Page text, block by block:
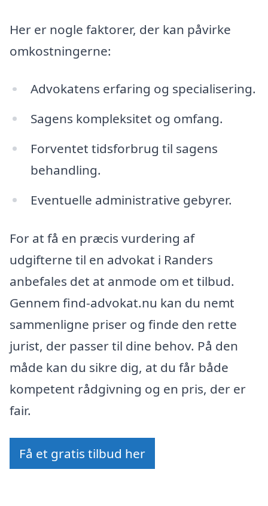
Her er nogle faktorer, der kan påvirke
omkostningerne:
Advokatens erfaring og specialisering.
Sagens kompleksitet og omfang.
Forventet tidsforbrug til sagens
behandling.
Eventuelle administrative gebyrer.
For at få en præcis vurdering af
udgifterne til en advokat i Randers
anbefales det at anmode om et tilbud.
Gennem find-advokat.nu kan du nemt
sammenligne priser og finde den rette
jurist, der passer til dine behov. På den
måde kan du sikre dig, at du får både
kompetent rådgivning og en pris, der er
fair.
Få et gratis tilbud her